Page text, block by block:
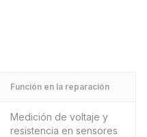
Función en la reparación
Medición de voltaje y
resistencia en sensores